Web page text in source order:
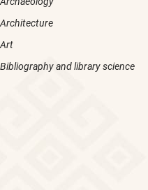
Architecture
Art
Bibliography and library science